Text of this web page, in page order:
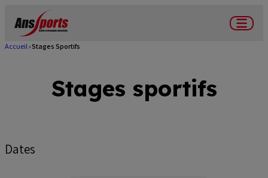
contenu
Menu
d'Ariane
Accueil Stages Sportifs
Stages sportifs
Dates